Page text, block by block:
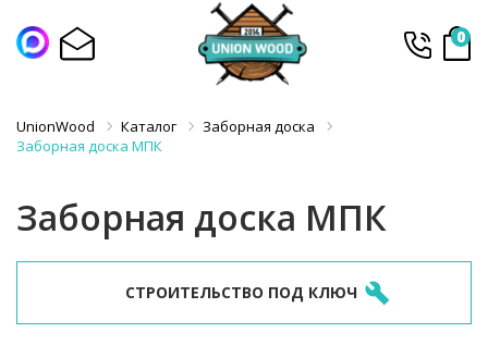
0
UnionWood Каталог
Заборная доска
Заборная доска МПК
Заборная доска МПК
СТРОИТЕЛЬСТВО ПОД КЛЮЧ